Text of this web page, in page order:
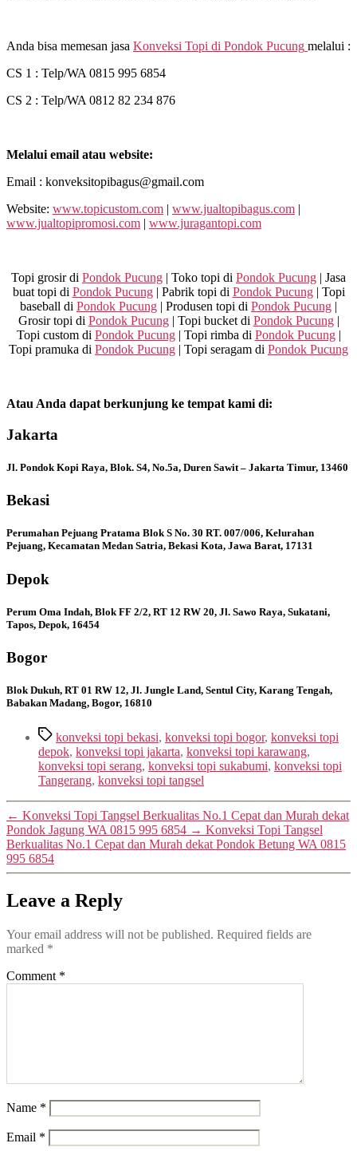
Anda bisa memesan jasa Konveksi Topi di Pondok Pucung melalui :
CS 1 : Telp/WA 0815 995 6854
CS 2 : Telp/WA 0812 82 234 876
Melalui email atau website:
Email : konveksitopibagus@gmail.com
Website: www.topicustom.com | www.jualtopibagus.com |
www.jualtopipromosi.com | www.juragantopi.com
Topi grosir di Pondok Pucung | Toko topi di Pondok Pucung | Jasa
buat topi di Pondok Pucung| Pabrik topi di Pondok Pucung| Topi
baseball di Pondok Pucung | Produsen topi di Pondok Pucung |
Grosir topi di Pondok Pucung| Topi bucket di Pondok Pucung|
Topi custom di Pondok Pucung| Topi rimba di Pondok Pucung|
Topi pramuka di Pondok Pucung | Topi seragam di Pondok Pucung
Atau Anda dapat berkunjung ke tempat kami di:
Jakarta
Jl. Pondok Kopi Raya, Blok. S4, No.5a, Duren Sawit – Jakarta Timur, 13460
Bekasi
Perumahan Pejuang Pratama Blok S No. 30 RT. 007/006, Kelurahan
Pejuang, Kecamatan Medan Satria, Bekasi Kota, Jawa Barat, 17131
Depok
Perum Oma Indah, Blok FF 2/2, RT 12 RW 20, Jl. Sawo Raya, Sukatani,
Tapos, Depok, 16454
Bogor
Blok Dukuh, RT 01 RW 12, Jl. Jungle Land, Sentul City, Karang Tengah,
Babakan Madang, Bogor, 16810
Tagskonveksi topi bekasi, konveksi topi bogor, konveksi topi
depok, konveksi topi jakarta, konveksi topi karawang,
konveksi topi serang, konveksi topi sukabumi, konveksi topi
Tangerang, konveksi topi tangsel
← Konveksi Topi Tangsel Berkualitas No.1 Cepat dan Murah dekat
Pondok Jagung WA 0815 995 6854 → Konveksi Topi Tangsel
Berkualitas No.1 Cepat dan Murah dekat Pondok Betung WA 0815
995 6854
Leave a Reply
Your email address will not be published. Required fields are
marked *
Comment *
Name *
Email *